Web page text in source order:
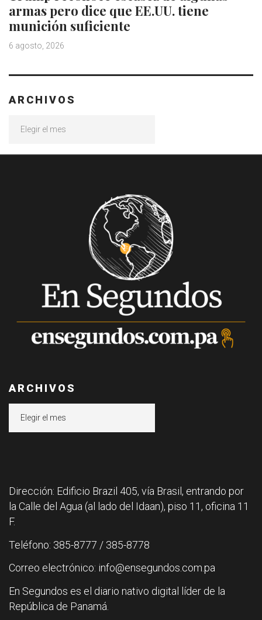
armas pero dice que EE.UU. tiene
munición suficiente
6 agosto, 2026
ARCHIVOS
ARCHIVOS
Dirección: Edificio Brazil 405, vía Brasil, entrando por
la Calle del Agua (al lado del Idaan), piso 11, oficina 11
F.
Teléfono: 385-8777 / 385-8778
Correo electrónico: info@ensegundos.com.pa
En Segundos es el diario nativo digital líder de la
República de Panamá.